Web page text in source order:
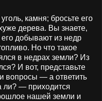
камня; бросьте его
дерева. Вы знаете,
добывают из недр
Но что такое
в недрах земли? Из
И вот, представьте
вопросы — а ​ответить​
ли? — приходится
нашей земли и